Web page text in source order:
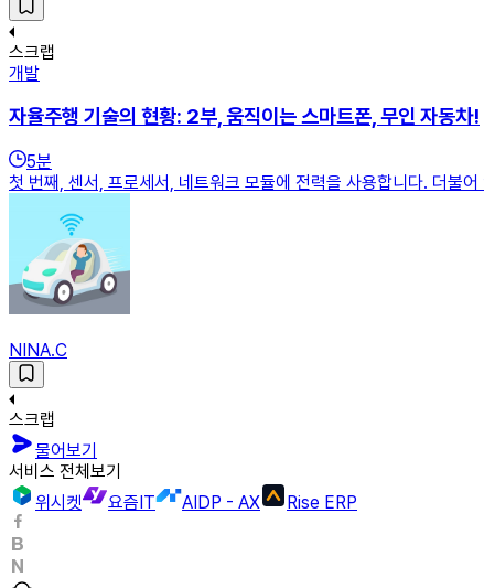
스크랩
개발
자율주행 기술의 현황: 2부, 움직이는 스마트폰, 무인 자동차!
5분
첫 번째, 센서, 프로세서, 네트워크 모듈에 전력을 사용합니다. 더불
NINA.C
스크랩
물어보기
서비스 전체보기
위시켓
요즘IT AIDP - AX Rise ERP